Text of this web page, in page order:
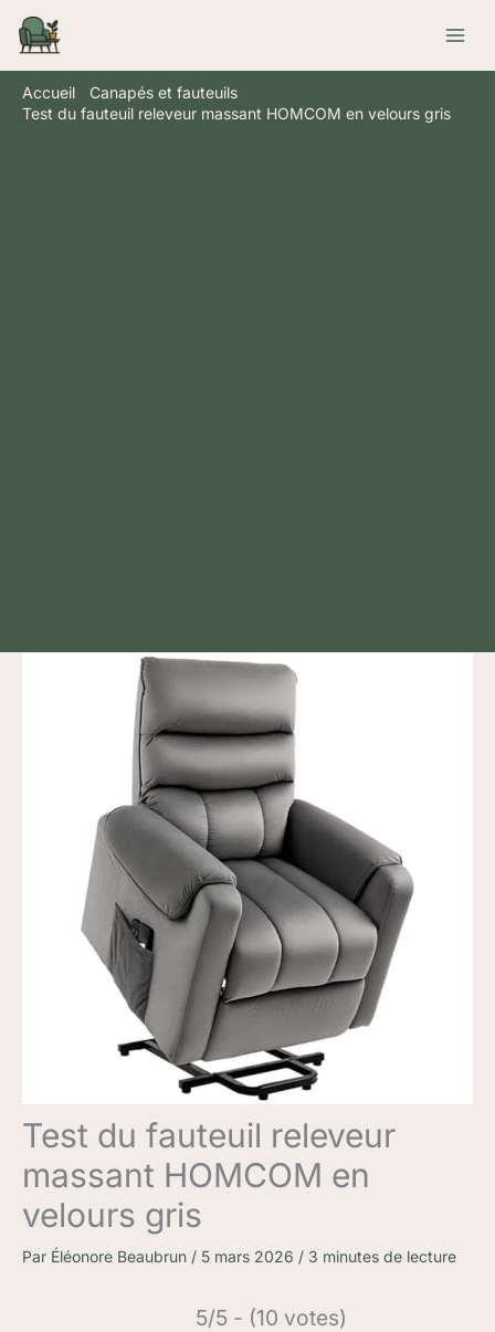
Aller
contenu
Accueil
Canapés et fauteuils
Test du fauteuil releveur massant HOMCOM en velours gris
Test du fauteuil releveur
massant HOMCOM en
velours gris
Par Éléonore Beaubrun / 5 mars 2026 / 3 minutes de lecture
5/5 - (10 votes)
Rechercher